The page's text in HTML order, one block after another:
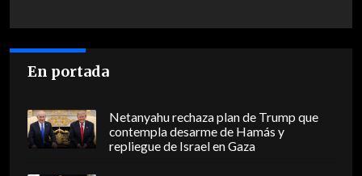
En portada
Netanyahu rechaza plan de Trump que
contempla desarme de Hamás y
repliegue de Israel en Gaza